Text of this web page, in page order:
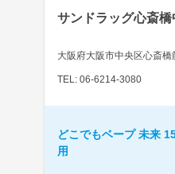
サンドラッグ心斎橋
大阪府大阪市中央区心斎橋
TEL: 06-6214-3080
どこでもベープ 未来
用